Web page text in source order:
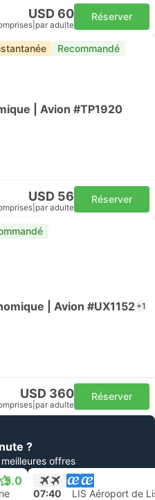
USD 60
par adulte
Réserver
Recommandé
| Avion #TP1920
USD 56
par adulte
Réserver
| Avion #UX1152 +1
USD 360
par adulte
Réserver
?
offres
5.0
07:40 LIS Aéroport de